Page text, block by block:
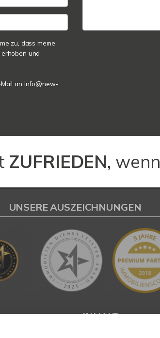
zu, dass meine
und
an info@new-
ZUFRIEDEN, wenn
UNSERE AUSZEICHNUNGEN
INHALT